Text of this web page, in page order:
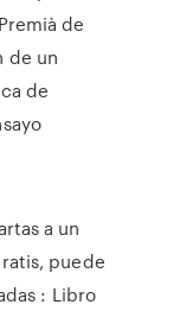
de
de un
de
a un
puede
: Libro